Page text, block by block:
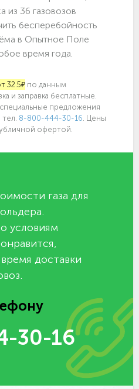
из 36 газовозов
бесперебойность
в Опытное Поле
время года.
32.5₽ по данным
и заправка бесплатные.
предложения
тел. 8-800-444-30-16 . Цены
офертой.
газа для
условиям
доставки
30-16